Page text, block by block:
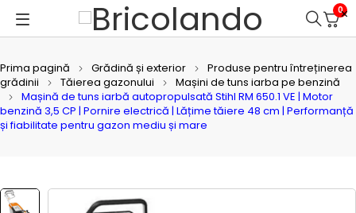
0
Prima pagină Grădină și exterior
Produse pentru întreținerea
grădinii
Tăierea gazonului
Mașini de tuns iarba pe benzină
Mașină de tuns iarbă autopropulsată Stihl RM 650.1 VE | Motor
benzină 3,5 CP | Pornire electrică | Lățime tăiere 48 cm | Performanță
și fiabilitate pentru gazon mediu și mare